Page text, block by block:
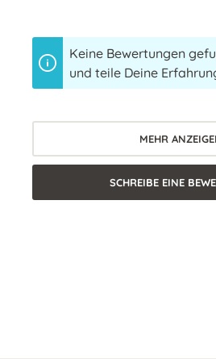
Keine Bewertungen
und teile Deine
MEHR
SCHREIBE EINE